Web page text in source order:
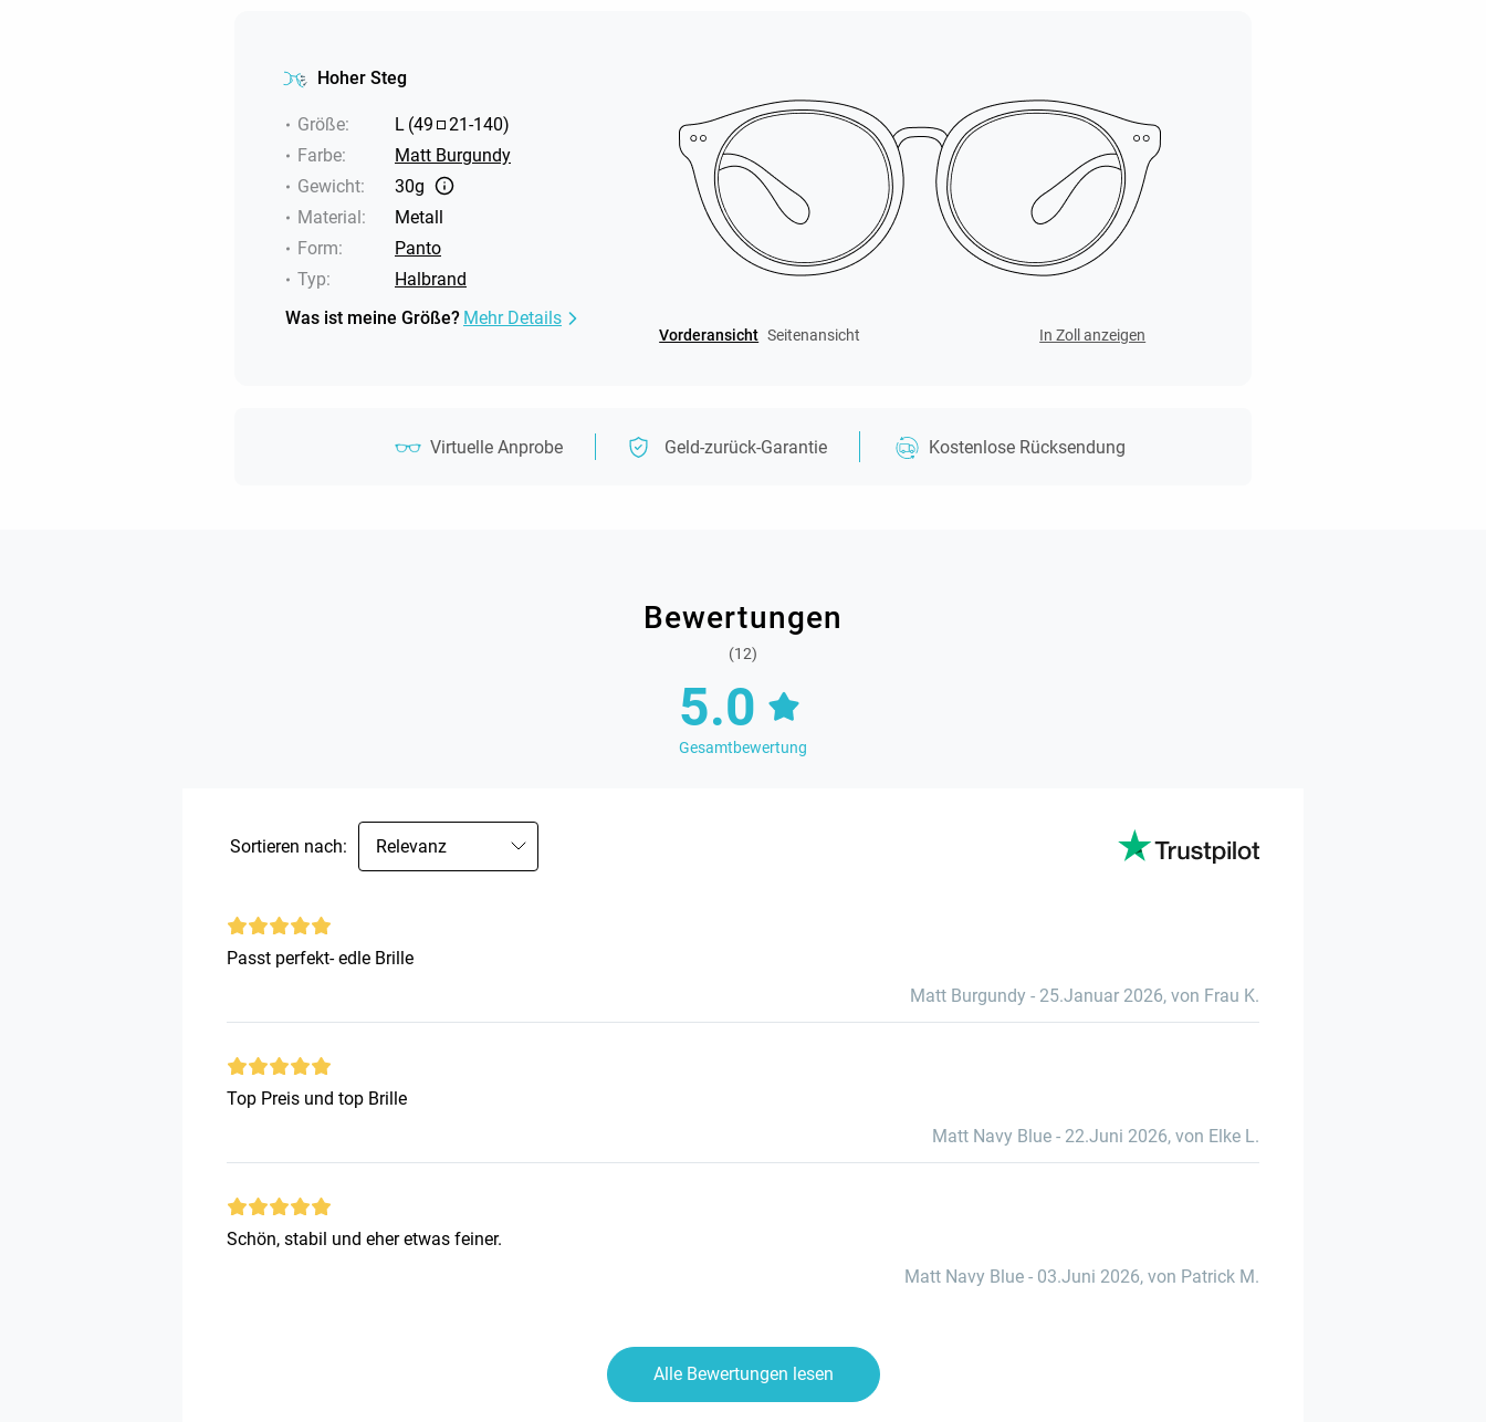
Hoher Steg
Größe: L (49 21-140)
Farbe:
Matt Burgundy
Gewicht:
30g
Material:
Metall
Form:
Panto
Typ:
Halbrand
Was ist meine Größe? Mehr Details
Vorderansicht Seitenansicht In Zoll anzeigen
Virtuelle Anprobe Geld-zurück-Garantie Kostenlose Rücksendung
Bewertungen
(12)
5.0
Gesamtbewertung
Sortieren nach: Relevanz
Passt perfekt- edle Brille
Matt Burgundy - 25.Januar 2026, von Frau K.
Top Preis und top Brille
Matt Navy Blue - 22.Juni 2026, von Elke L.
Schön, stabil und eher etwas feiner.
Matt Navy Blue - 03.Juni 2026, von Patrick M.
Alle Bewertungen lesen